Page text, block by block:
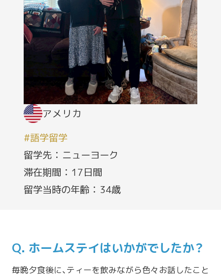
アメリカ
#語学留学
留学先 ： ニューヨーク
滞在期間 ： 17日間
留学当時の年齢 ： 34歳
Q. ホームステイはいかがでしたか？
毎晩夕食後に、ティーを飲みながら色々お話したこと